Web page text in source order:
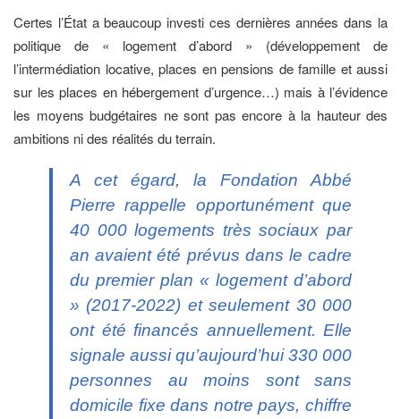
Certes l’État a beaucoup investi ces dernières années dans la
politique de « logement d’abord » (développement de
l’intermédiation locative, places en pensions de famille et aussi
sur les places en hébergement d’urgence…) mais à l’évidence
les moyens budgétaires ne sont pas encore à la hauteur des
ambitions ni des réalités du terrain.
A cet égard, la Fondation Abbé
Pierre rappelle opportunément que
40 000 logements très sociaux par
an avaient été prévus dans le cadre
du premier plan « logement d’abord
» (2017-2022) et seulement 30 000
ont été financés annuellement. Elle
signale aussi qu’aujourd’hui 330 000
personnes au moins sont sans
domicile fixe dans notre pays, chiffre